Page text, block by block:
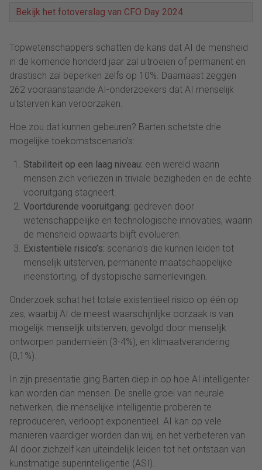
Bekijk het fotoverslag van CFO Day 2024
Topwetenschappers schatten de kans dat AI de mensheid
in de komende honderd jaar zal uitroeien of permanent en
drastisch zal beperken zelfs op 10%. Daarnaast zeggen
262 vooraanstaande AI-onderzoekers dat AI menselijk
uitsterven kan veroorzaken.
Hoe zou dat kunnen gebeuren? Barten schetste drie
mogelijke toekomstscenario’s:
Stabiliteit op een laag niveau: een wereld waarin
mensen zich verliezen in triviale bezigheden en de echte
vooruitgang stagneert.
Voortdurende vooruitgang: gedreven door
wetenschappelijke en technologische innovaties, waarin
de mensheid opwaarts blijft evolueren.
Existentiële risico’s: scenario’s die kunnen leiden tot
menselijk uitsterven, permanente maatschappelijke
ineenstorting, of dystopische samenlevingen.
Onderzoek schat het totale existentieel risico op één op
zes, waarbij AI de meest waarschijnlijke oorzaak is van
mogelijk menselijk uitsterven, gevolgd door menselijk
ontworpen pandemieën (3-4%), en klimaatverandering
(0,1%).
In zijn presentatie ging Barten diep in op hoe AI intelligenter
kan worden dan mensen. De snelle groei van neurale
netwerken, die menselijke intelligentie proberen te
reproduceren, verloopt exponentieel. AI kan op vele
manieren vaardiger worden dan wij, en het verbeteren van
AI door zichzelf kan uiteindelijk leiden tot het ontstaan van
kunstmatige superintelligentie (ASI).